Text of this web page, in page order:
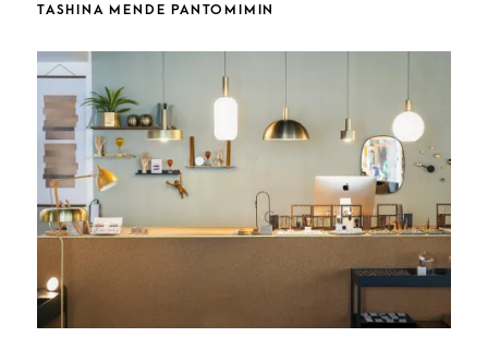
TASHINA MENDE PANTOMIMIN